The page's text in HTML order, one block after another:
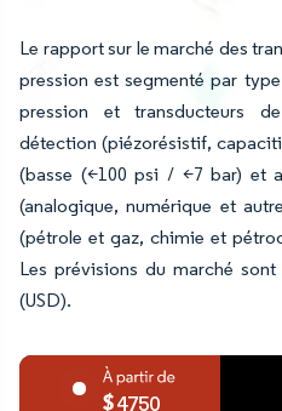
Le rapport sur le marché des
pression est segmenté par
pression et transducteurs
détection (piézorésistif,
(basse (<100 psi / <7 bar) et
(analogique, numérique et
(pétrole et gaz, chimie et
Les prévisions du marché
(USD).
4750